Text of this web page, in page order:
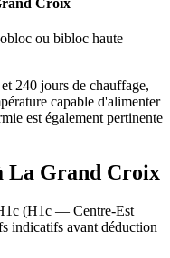
ou bibloc haute
240 jours de chauffage,
capable d'alimenter
est également pertinente
La Grand Croix
(H1c — Centre-Est
indicatifs avant déduction